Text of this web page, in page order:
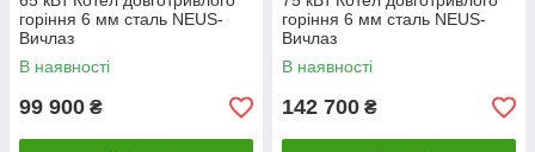
горіння 6 мм сталь NEUS-
Вичлаз
В наявності
99 900 ₴
горіння 6 мм сталь NEUS-
Вичлаз
В наявності
142 700 ₴